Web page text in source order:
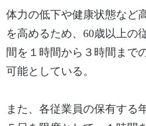
体力の低下や健康状態など
を高めるため、60歳以上の
間を１時間から３時間まで
可能としている。
また、各従業員の保有する